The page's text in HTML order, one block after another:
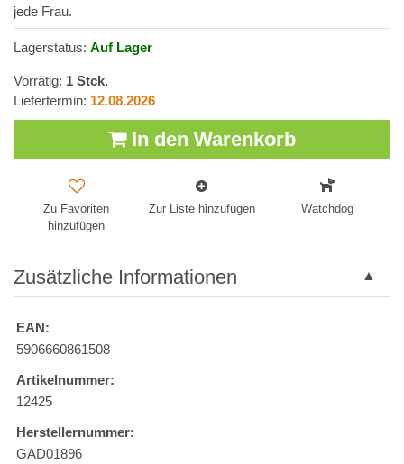
jede Frau.
Lagerstatus: Auf Lager
Vorrätig: 1 Stck.
Liefertermin: 12.08.2026
In den Warenkorb
Zu Favoriten
hinzufügen
Zur Liste hinzufügen Watchdog
Zusätzliche Informationen
EAN:
5906660861508
Artikelnummer:
12425
Herstellernummer:
GAD01896